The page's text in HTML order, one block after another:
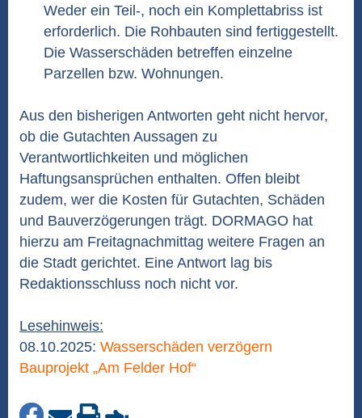
Weder ein Teil-, noch ein Komplettabriss ist
erforderlich. Die Rohbauten sind fertiggestellt.
Die Wasserschäden betreffen einzelne
Parzellen bzw. Wohnungen.
Aus den bisherigen Antworten geht nicht hervor,
ob die Gutachten Aussagen zu
Verantwortlichkeiten und möglichen
Haftungsansprüchen enthalten. Offen bleibt
zudem, wer die Kosten für Gutachten, Schäden
und Bauverzögerungen trägt. DORMAGO hat
hierzu am Freitagnachmittag weitere Fragen an
die Stadt gerichtet. Eine Antwort lag bis
Redaktionsschluss noch nicht vor.
Lesehinweis:
08.10.2025: Wasserschäden verzögern
Bauprojekt „Am Felder Hof“